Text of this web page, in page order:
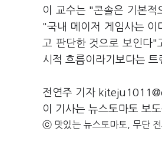
이 교수는 "콘솔은 기본적
"국내 메이저 게임사는
고 판단한 것으로 보인다"
시적 흐름이라기보다는
전연주 기자
이 기사는 뉴스토마토 보
ⓒ 맛있는 뉴스토마토, 무단 전